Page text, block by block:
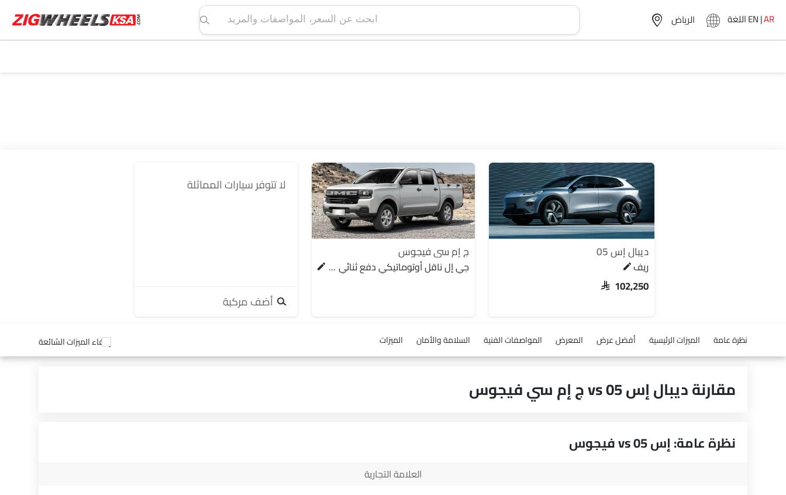
ابحث عن السعر، المواصفات والمزيد اللغةEN|AR
ديبال إس 05
ريف
SAR 102,250
ج إم سي فيجوس
جي إل ناقل أوتوماتيكي دفع ثنائي يورو 4
لا تتوفر سيارات المماثلة
أضف مركبة
نظرة عامة الميزات الرئيسية أفضل عرض المعرض المواصفات الفنية السلامة والأمان الميزات إخفاء الميزات الشائعة
مقارنة ديبال إس 05 vs ج إم سي فيجوس
نظرة عامة: إس 05 vs فيجوس
العلامة التجارية